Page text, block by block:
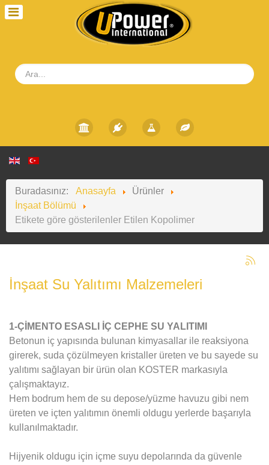
Buradasınız: Anasayfa
Ürünler
İnşaat Bölümü
Etikete göre gösterilenler Etilen Kopolimer
İnşaat Su Yalıtımı Malzemeleri
1-ÇİMENTO ESASLI İÇ CEPHE SU YALITIMI
Betonun iç yapısında bulunan kimyasallar ile reaksiyona
girerek, suda çözülmeyen kristaller üreten ve bu sayede su
yalıtımı sağlayan bir ürün olan KOSTER markasıyla
çalışmaktayız.
Hem bodrum hem de su depose/yüzme havuzu gibi nem
üreten ve içten yalıtımın önemli oldugu yerlerde başarıyla
kullanılmaktadır.
Hijyenik oldugu için içme suyu depolarında da güvenle